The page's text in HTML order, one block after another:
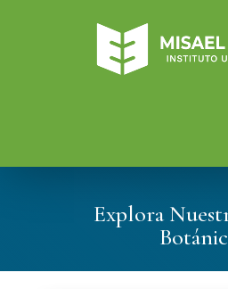
Explora